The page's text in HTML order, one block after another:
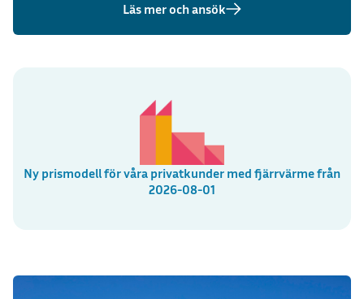
Läs mer och ansök
Ny prismodell för våra privatkunder med fjärrvärme från
2026-08-01